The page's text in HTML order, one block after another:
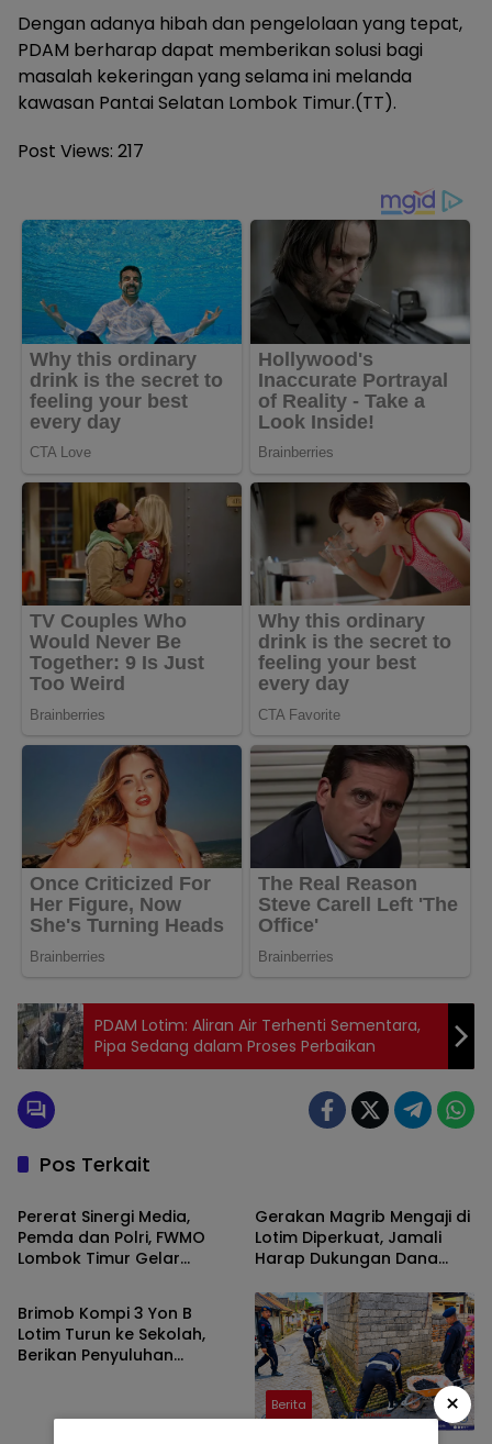
Dengan adanya hibah dan pengelolaan yang tepat,
PDAM berharap dapat memberikan solusi bagi
masalah kekeringan yang selama ini melanda
kawasan Pantai Selatan Lombok Timur.(TT).
Post Views: 217
PDAM Lotim: Aliran Air Terhenti Sementara,
Pipa Sedang dalam Proses Perbaikan
Pos Terkait
Berita
Pererat Sinergi Media,
Pemda dan Polri, FWMO
Lombok Timur Gelar
Gerakan Magrib Mengaji di
Lotim Diperkuat, Jamali
Harap Dukungan Dana
Berita
Brimob Kompi 3 Yon B
Lotim Turun ke Sekolah,
Berikan Penyuluhan
Berita ×